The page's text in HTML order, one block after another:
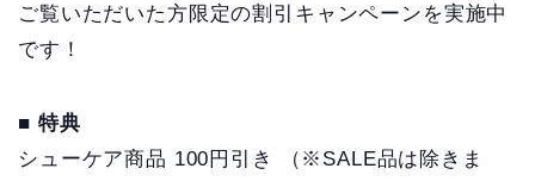
ご覧いただいた方限定の割引キャンペーンを実施中
です！
■ 特典
シューケア商品 100円引き （※SALE品は除きま